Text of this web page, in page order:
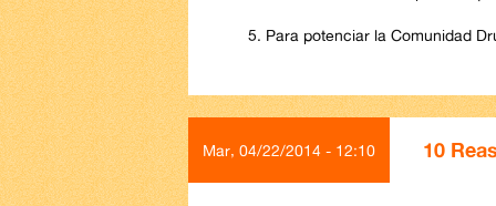
Para potenciar la Comunidad
Mar, 04/22/2014 - 12:10 10